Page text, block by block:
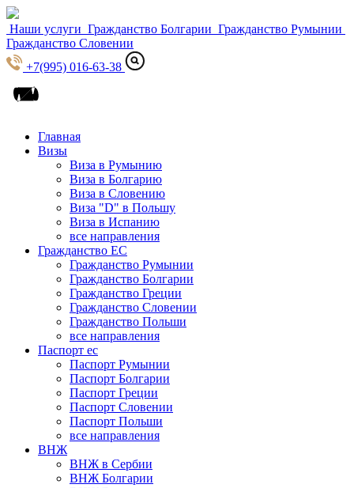
Наши услуги Гражданство Болгарии Гражданство Румынии
Гражданство Словении
+7(995) 016-63-38
Главная
Визы
Виза в Румынию
Виза в Болгарию
Виза в Словению
Виза "D" в Польшу
Виза в Испанию
все направления
Гражданство ЕС
Гражданство Румынии
Гражданство Болгарии
Гражданство Греции
Гражданство Словении
Гражданство Польши
все направления
Паспорт ес
Паспорт Румынии
Паспорт Болгарии
Паспорт Греции
Паспорт Словении
Паспорт Польши
все направления
ВНЖ
ВНЖ в Сербии
ВНЖ Болгарии